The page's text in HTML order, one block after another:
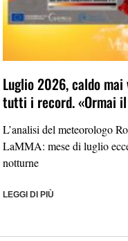
Luglio 2026, caldo
tutti i record. «Ormai
L’analisi del meteorologo
LaMMA: mese di luglio
notturne
LEGGI DI PIÙ